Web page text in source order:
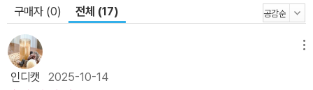
글을 읽고, 영상을 보고, 대화 예시를 참고하면서 학습할 수 있기 때문
에 혼자 해도 막막하지 않습니다. 여행 일정 짜기, 짐 목록 만들기, AI
노래 만들기, 이미지 생성, 업무 보고서 요약, PPT 제작 등 일상생활
과 업무에 바로 적용할 수 있습니다. 4. 챗GPT와 최신 AI 도구를 다
구매자 (0) 전체 (17)
인디캣 2025-10-14